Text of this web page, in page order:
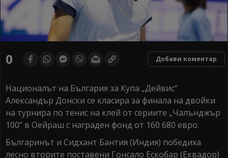
0 Добави коментар
Националът на България за Купа „Дейвис“
Александър Донски се класира за финала на двойки
на турнира по тенис на клей от сериите „Чалънджър
100“ в Оейраш с награден фонд от 160 680 евро.
Българинът и Сидхант Бантия (Индия) победиха
лесно вторите поставени Гонсало Ескобар (Еквадор)